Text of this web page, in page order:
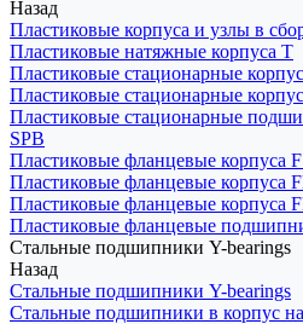
Назад
Пластиковые корпуса и узлы в
Пластиковые натяжные корпуса T
Пластиковые стационарные
Пластиковые стационарные
Пластиковые стационарные
SPB
Пластиковые фланцевые корпуса
Пластиковые фланцевые корпуса
Пластиковые фланцевые корпуса
Пластиковые фланцевые
Стальные подшипники Y-bearings
Назад
Стальные подшипники Y-bearings
Стальные подшипники в корпус